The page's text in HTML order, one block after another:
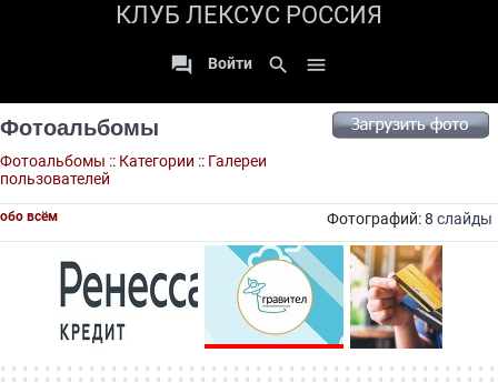
КЛУБ ЛЕКСУС РОССИЯ
 Войти search 
Фотоальбомы
Фотоальбомы :: Категории :: Галереи
пользователей
Фотографий: 8 слайды
обо всём